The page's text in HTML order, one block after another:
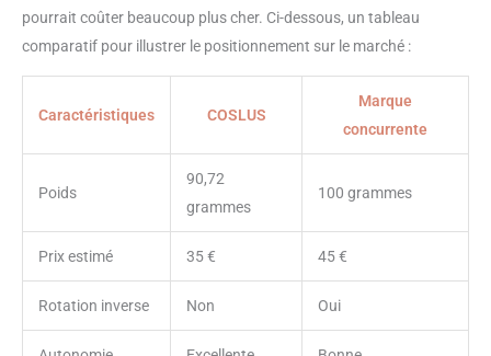
avec les forets complets, ce kit
de polissage des ongles convient
professionnels. Il vous permet de
vivre la joie de votre propre
choix de cadeau idéal pour les
anniversaires, la fête des mères
ou Noël.
pourrait coûter beaucoup plus cher. Ci-dessous, un tableau
comparatif pour illustrer le positionnement sur le marché :
Caractéristiques COSLUS
Marque
concurrente
Poids
90,72
grammes
100 grammes
Prix estimé 35 € 45 €
Rotation inverse Non Oui